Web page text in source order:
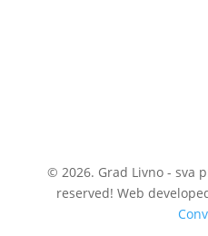
© 2026. Grad Livno - sva
reserved! Web